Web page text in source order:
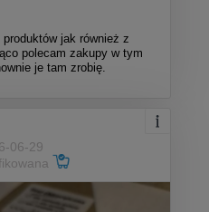
jak również z
polecam zakupy w tym
je tam zrobię.
06-29